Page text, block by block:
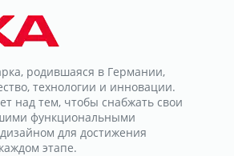
родившаяся в Германии,
технологии и инновации.
над тем, чтобы снабжать свои
функциональными
для достижения
этапе.